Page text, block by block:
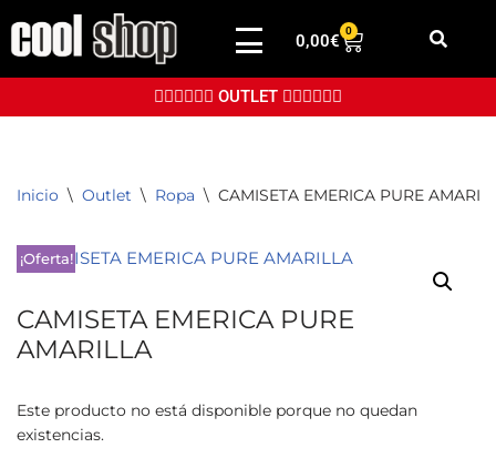
Saltar
contenido
0,00€
0
👉🏼👉🏼👉🏼 OUTLET 👈🏼👈🏼👈🏼
Inicio \ Outlet \ Ropa \ CAMISETA EMERICA PURE
¡Oferta!
CAMISETA EMERICA PURE
AMARILLA
Este producto no está disponible porque no quedan
existencias.